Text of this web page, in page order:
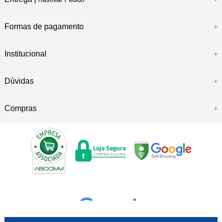
Formas de pagamento
Institucional
Dúvidas
Compras